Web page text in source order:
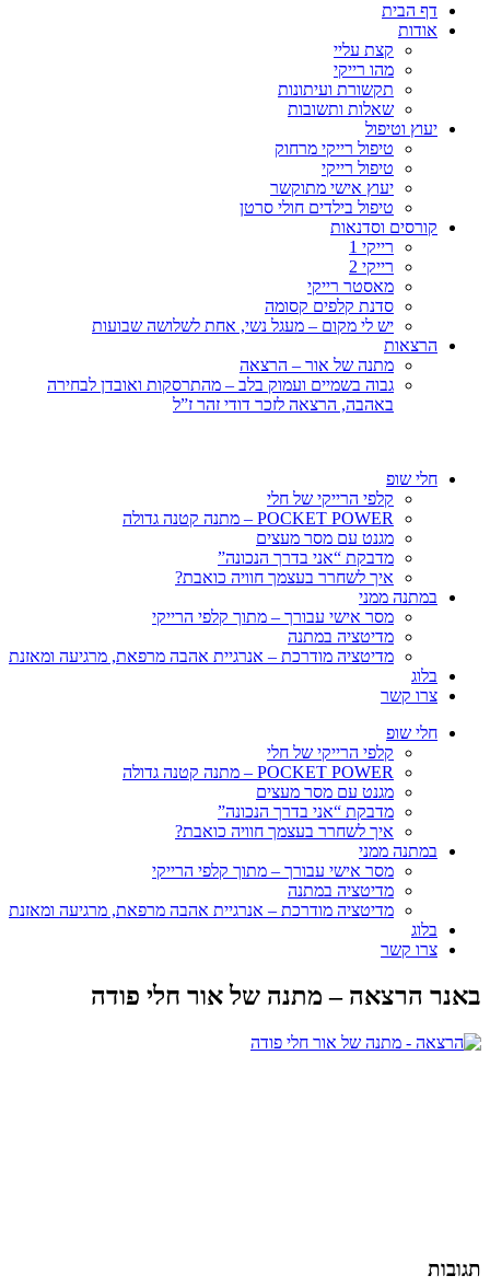
דף הבית
אודות
קצת עליי
מהו רייקי
תקשורת ועיתונות
שאלות ותשובות
יעוץ וטיפול
טיפול רייקי מרחוק
טיפול רייקי
יעוץ אישי מתוקשר
טיפול בילדים חולי סרטן
קורסים וסדנאות
רייקי 1
רייקי 2
מאסטר רייקי
סדנת קלפים קסומה
יש לי מקום – מעגל נשי, אחת לשלושה שבועות
הרצאות
מתנה של אור – הרצאה
גבוה בשמיים ועמוק בלב – מהתרסקות ואובדן לבחירה
באהבה, הרצאה לזכר דודי זהר ז”ל
חלי שופ
קלפי הרייקי של חלי
POCKET POWER – מתנה קטנה גדולה
מגנט עם מסר מעצים
מדבקת “אני בדרך הנכונה”
איך לשחרר בעצמך חוויה כואבת?
במתנה ממני
מסר אישי עבורך – מתוך קלפי הרייקי
מדיטציה במתנה
מדיטציה מודרכת – אנרגיית אהבה מרפאת, מרגיעה ומאזנת
בלוג
צרו קשר
חלי שופ
קלפי הרייקי של חלי
POCKET POWER – מתנה קטנה גדולה
מגנט עם מסר מעצים
מדבקת “אני בדרך הנכונה”
איך לשחרר בעצמך חוויה כואבת?
במתנה ממני
מסר אישי עבורך – מתוך קלפי הרייקי
מדיטציה במתנה
מדיטציה מודרכת – אנרגיית אהבה מרפאת, מרגיעה ומאזנת
בלוג
צרו קשר
באנר הרצאה – מתנה של אור חלי פודה
תגובות